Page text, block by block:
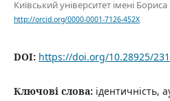
Київський університет імені Бориса
http://orcid.org/0000-0001-7126-452X
DOI: https://doi.org/10.28925/
Ключові слова: ідентичність,